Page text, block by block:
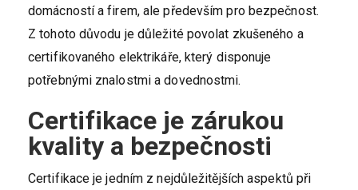
domácností a firem, ale především pro bezpečnost.
Z tohoto důvodu je důležité povolat zkušeného a
certifikovaného elektrikáře, který disponuje
potřebnými znalostmi a dovednostmi.
Certifikace je zárukou
kvality a bezpečnosti
Certifikace je jedním z nejdůležitějších aspektů při